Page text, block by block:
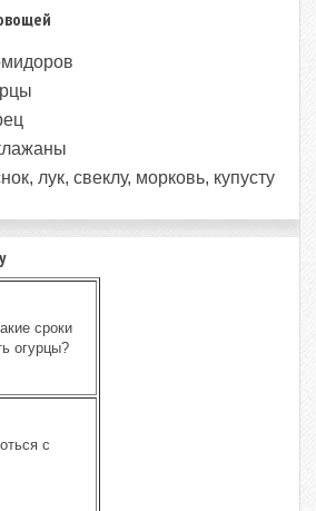
лук, свеклу, морковь, купусту
сроки
огурцы?
с